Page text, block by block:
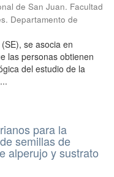
de San Juan. Facultad
Departamento de
se asocia en
las personas obtienen
del estudio de la
para la
semillas de
alperujo y sustrato